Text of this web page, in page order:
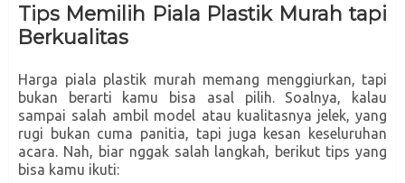
Tips Memilih Piala Plastik Murah tapi
Berkualitas
Harga piala plastik murah memang menggiurkan, tapi
bukan berarti kamu bisa asal pilih. Soalnya, kalau
sampai salah ambil model atau kualitasnya jelek, yang
rugi bukan cuma panitia, tapi juga kesan keseluruhan
acara. Nah, biar nggak salah langkah, berikut tips yang
bisa kamu ikuti: